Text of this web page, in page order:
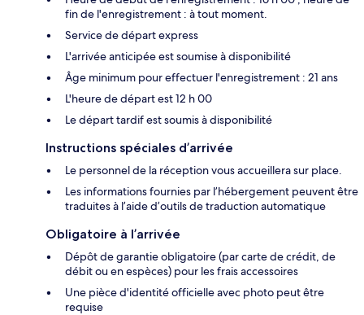
fin de l'enregistrement : à tout moment.
Service de départ express
L'arrivée anticipée est soumise à disponibilité
Âge minimum pour effectuer l'enregistrement : 21 ans
L'heure de départ est 12 h 00
Le départ tardif est soumis à disponibilité
Instructions spéciales d’arrivée
Le personnel de la réception vous accueillera sur place.
Les informations fournies par l’hébergement peuvent être
traduites à l’aide d’outils de traduction automatique
Obligatoire à l’arrivée
Dépôt de garantie obligatoire (par carte de crédit, de
débit ou en espèces) pour les frais accessoires
Une pièce d'identité officielle avec photo peut être
requise